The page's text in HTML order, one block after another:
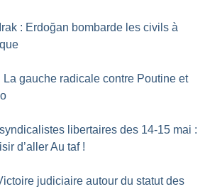
: Erdoğan bombarde les civils à
La gauche radicale contre Poutine et
libertaires des 14-15 mai :
d’aller Au taf !
judiciaire autour du statut des